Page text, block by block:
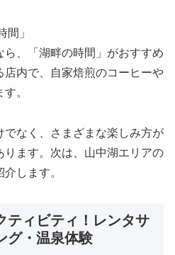
間」
、「湖畔の時間」がおすすめ
店内で、自家焙煎のコーヒーや
。
なく、さまざまな楽しみ方が
ります。次は、山中湖エリアの
します。
ティビティ！レンタサ
グ・温泉体験